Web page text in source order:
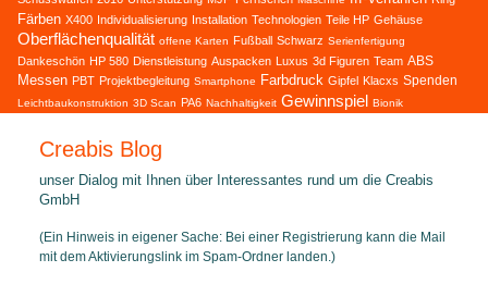
Färben X400 Individualisierung Installation Technologien Teile HP Gehäuse
Oberflächenqualität offene Karten Fußball Schwarz Serienfertigung
Dankeschön HP 580 Dienstleistung Auspacken Luxus 3d Figuren Team ABS
Messen PBT Projektbegleitung Smartphone Farbdruck Gipfel Klacxs Spenden
Leichtbaukonstruktion 3D Scan PA6 Nachhaltigkeit Gewinnspiel Bionik
Creabis Blog
unser Dialog mit Ihnen über Interessantes rund um die Creabis
GmbH
(Ein Hinweis in eigener Sache: Bei einer Registrierung kann die Mail
mit dem Aktivierungslink im Spam-Ordner landen.)